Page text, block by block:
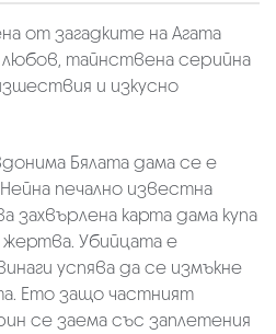
от загадките на Агата
тайнствена серийна
и изкусно
Бялата дама се е
печално известна
захвърлена карта дама купа
жертва. Убийцата е
успява да се измъкне
Ето защо частният
се заема със заплетения